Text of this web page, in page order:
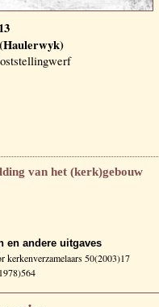
van het (kerk)gebouw
en andere uitgaves
kerkenverzamelaars 50(2003)17